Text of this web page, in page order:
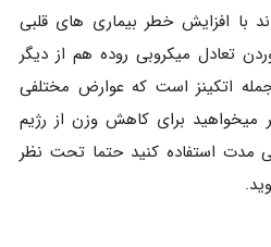
با افزایش خطر بیماری های قلبی
تعادل میکروبی روده هم از دیگر
اتکینز است که عوارض مختلفی
میخواهید برای کاهش وزن از رژیم
مدت استفاده کنید حتما تحت نظر